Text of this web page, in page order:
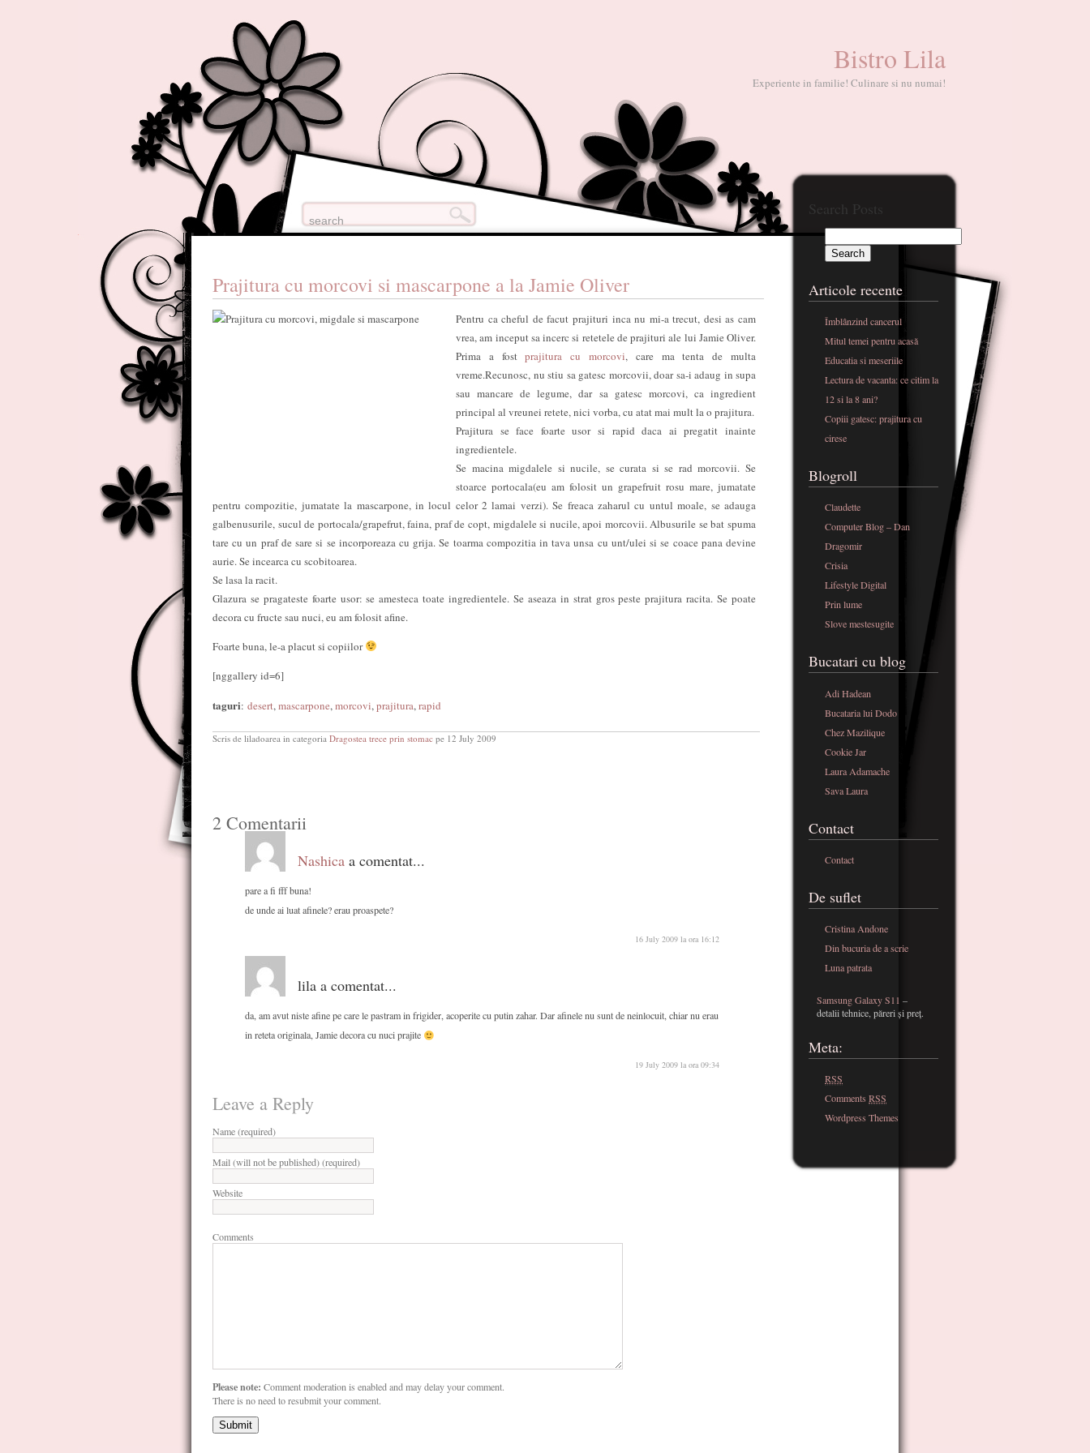
Bistro Lila
Experiente in familie! Culinare si nu numai!
Prajitura cu morcovi si mascarpone a la Jamie Oliver
Pentru ca cheful de facut prajituri inca nu mi-a trecut, desi as cam
vrea, am inceput sa incerc si retetele de prajituri ale lui Jamie Oliver.
Prima a fostprajitura cu morcovi, care ma tenta de multa
vreme.Recunosc, nu stiu sa gatesc morcovii, doar sa-i adaug in supa
sau mancare de legume, dar sa gatesc morcovi, ca ingredient
principal al vreunei retete, nici vorba, cu atat mai mult la o prajitura.
Prajitura se face foarte usor si rapid daca ai pregatit inainte
ingredientele.
Se macina migdalele si nucile, se curata si se rad morcovii. Se
stoarce portocala(eu am folosit un grapefruit rosu mare, jumatate
pentru compozitie, jumatate la mascarpone, in locul celor 2 lamai verzi). Se freaca zaharul cu untul moale, se adauga
galbenusurile, sucul de portocala/grapefrut, faina, praf de copt, migdalele si nucile, apoi morcovii. Albusurile se bat spuma
tare cu un praf de sare si se incorporeaza cu grija. Se toarma compozitia in tava unsa cu unt/ulei si se coace pana devine
aurie. Se incearca cu scobitoarea.
Se lasa la racit.
Glazura se pragateste foarte usor: se amesteca toate ingredientele. Se aseaza in strat gros peste prajitura racita. Se poate
decora cu fructe sau nuci, eu am folosit afine.
Foarte buna, le-a placut si copiilor
[nggallery id=6]
taguri: desert,mascarpone,morcovi,prajitura,rapid
Scris de liladoarea in categoria Dragostea trece prin stomac pe 12 July 2009
2 Comentarii
Nashica a comentat...
pare a fi fff buna!
de unde ai luat afinele? erau proaspete?
16 July 2009 la ora 16:12
lila a comentat...
da, am avut niste afine pe care le pastram in frigider, acoperite cu putin zahar. Dar afinele nu sunt de neinlocuit, chiar nu erau
in reteta originala, Jamie decora cu nuci prajite
19 July 2009 la ora 09:34
Leave a Reply
Name (required)
Mail (will not be published) (required)
Website
Comments
Please note: Comment moderation is enabled and may delay your comment.
There is no need to resubmit your comment.
Search Posts
Articole recente
Îmblânzind cancerul
Mitul temei pentru acasă
Educatia si meseriile
Lectura de vacanta: ce citim la
12 si la 8 ani?
Copiii gatesc: prajitura cu
cirese
Blogroll
Claudette
Computer Blog – Dan
Dragomir
Crisia
Lifestyle Digital
Prin lume
Slove mestesugite
Bucatari cu blog
Adi Hadean
Bucataria lui Dodo
Chez Mazilique
Cookie Jar
Laura Adamache
Sava Laura
Contact
Contact
De suflet
Cristina Andone
Din bucuria de a scrie
Luna patrata
Samsung Galaxy S11 –
detalii tehnice, păreri și preț.
Meta:
RSS
Comments RSS
Wordpress Themes